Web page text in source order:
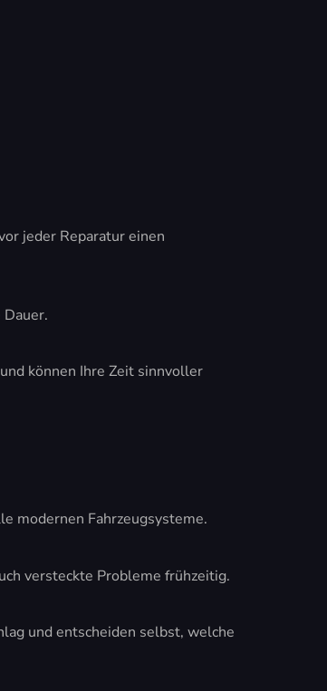
jeder Reparatur einen
können Ihre Zeit sinnvoller
modernen Fahrzeugsysteme.
versteckte Probleme frühzeitig.
und entscheiden selbst, welche